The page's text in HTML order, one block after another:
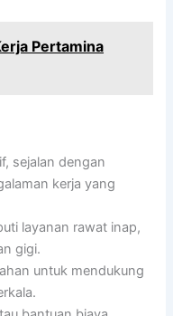
Pertamina
sejalan dengan
kerja yang
layanan rawat inap,
gigi.
untuk mendukung